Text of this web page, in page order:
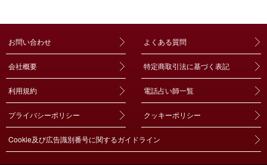
お問い合わせ よくある質問
会社概要 特定商取引法に基づく表記
利用規約 電話占い師一覧
プライバシーポリシー クッキーポリシー
Cookie及び広告識別番号に関するガイドライン